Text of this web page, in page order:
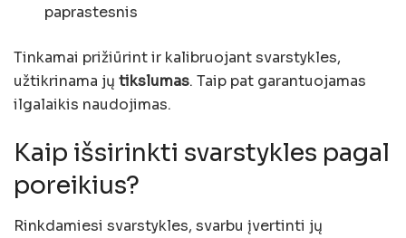
paprastesnis
Tinkamai prižiūrint ir kalibruojant svarstykles,
užtikrinama jų tikslumas. Taip pat garantuojamas
ilgalaikis naudojimas.
Kaip išsirinkti svarstykles pagal
poreikius?
Rinkdamiesi svarstykles, svarbu įvertinti jų